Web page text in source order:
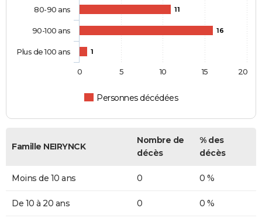
11
16
1
Personnes décédées
80-90 ans
90-100 ans
Plus de 100 ans
0 5 10 15 20
Famille NEIRYNCK
Nombre de
décès
% des
décès
Moins de 10 ans 0 0 %
De 10 à 20 ans 0 0 %